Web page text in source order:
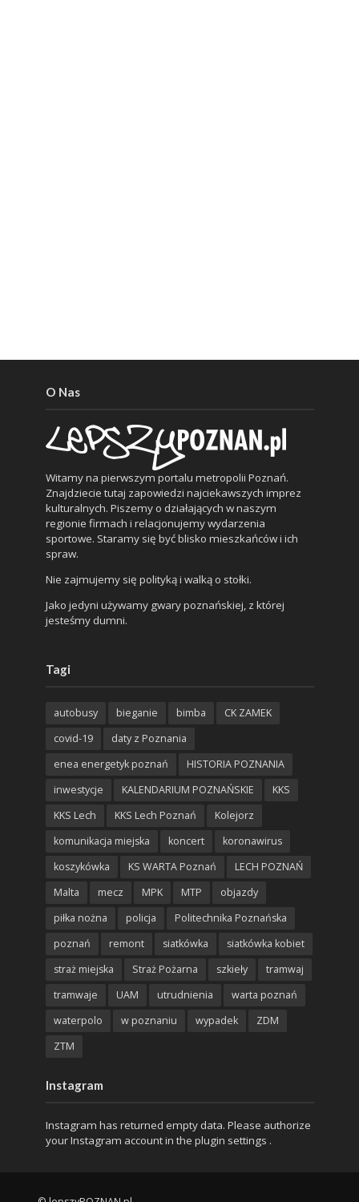
O Nas
Witamy na pierwszym portalu metropolii Poznań.
Znajdziecie tutaj zapowiedzi najciekawszych imprez
kulturalnych. Piszemy o działających w naszym
regionie firmach i relacjonujemy wydarzenia
sportowe. Staramy się być blisko mieszkańców i ich
spraw.
Nie zajmujemy się polityką i walką o stołki.
Jako jedyni używamy gwary poznańskiej, z której
jesteśmy dumni.
Tagi
autobusy bieganie bimba
CK ZAMEK
covid-19
daty z Poznania
enea energetyk poznań
HISTORIA POZNANIA
inwestycje
KALENDARIUM POZNAŃSKIE
KKS
KKS Lech
KKS Lech Poznań
Kolejorz
komunikacja miejska
koncert
koronawirus
koszykówka
KS WARTA Poznań
LECH POZNAŃ
Malta
mecz MPK MTP
objazdy
piłka nożna
policja
Politechnika Poznańska
poznań
remont siatkówka
siatkówka kobiet
straż miejska
Straż Pożarna szkieły
tramwaj
tramwaje
UAM utrudnienia
warta poznań
waterpolo
w poznaniu wypadek
ZDM
ZTM
Instagram
Instagram has returned empty data. Please authorize
your Instagram account in the plugin settings .